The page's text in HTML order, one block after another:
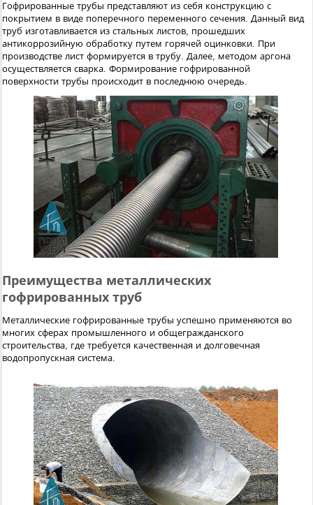
Гофрированные трубы представляют из себя конструкцию с
покрытием в виде поперечного переменного сечения. Данный вид
труб изготавливается из стальных листов, прошедших
антикоррозийную обработку путем горячей оцинковки. При
производстве лист формируется в трубу. Далее, методом аргона
осуществляется сварка. Формирование гофрированной
поверхности трубы происходит в последнюю очередь.
Преимущества металлических
гофрированных труб
Металлические гофрированные трубы успешно применяются во
многих сферах промышленного и общегражданского
строительства, где требуется качественная и долговечная
водопропускная система.